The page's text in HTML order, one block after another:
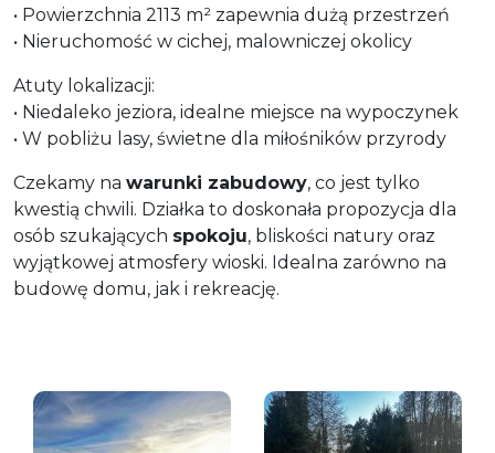
• Powierzchnia 2113 m² zapewnia dużą przestrzeń
• Nieruchomość w cichej, malowniczej okolicy
Atuty lokalizacji:
• Niedaleko jeziora, idealne miejsce na wypoczynek
• W pobliżu lasy, świetne dla miłośników przyrody
Czekamy na warunki zabudowy, co jest tylko
kwestią chwili. Działka to doskonała propozycja dla
osób szukających spokoju, bliskości natury oraz
wyjątkowej atmosfery wioski. Idealna zarówno na
budowę domu, jak i rekreację.